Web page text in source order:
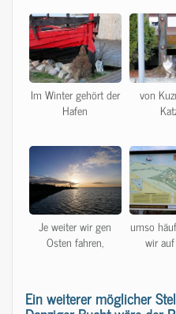
Im Winter gehört der
Hafen
von
Je weiter wir gen
Osten fahren,
umso
wir
Ein weiterer möglicher